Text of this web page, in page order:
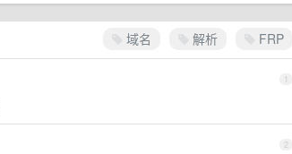
域名 解析 FRP
1
2